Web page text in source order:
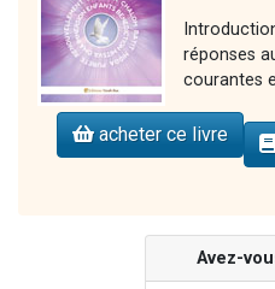
réponses
courantes
acheter ce livre
Avez-